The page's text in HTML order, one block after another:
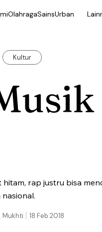
OlahragaSainsUrban
Kultur
rap justru bisa
18 Feb 2018
Mukhti